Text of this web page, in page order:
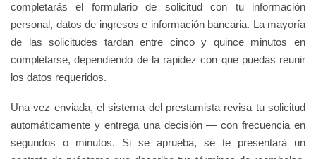
completarás el formulario de solicitud con tu información
personal, datos de ingresos e información bancaria. La mayoría
de las solicitudes tardan entre cinco y quince minutos en
completarse, dependiendo de la rapidez con que puedas reunir
los datos requeridos.
Una vez enviada, el sistema del prestamista revisa tu solicitud
automáticamente y entrega una decisión — con frecuencia en
segundos o minutos. Si se aprueba, se te presentará un